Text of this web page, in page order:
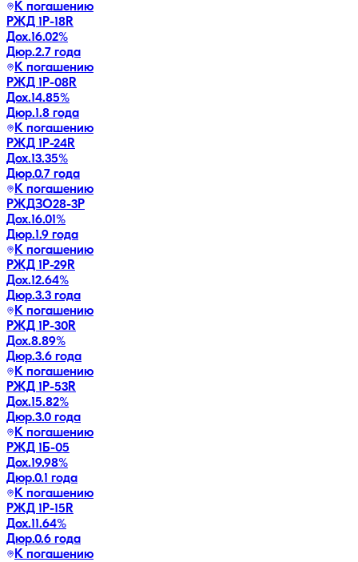
К погашению
РЖД 1Р-18R
Дох.16.02%
Дюр.2.7 года
К погашению
РЖД 1Р-08R
Дох.14.85%
Дюр.1.8 года
К погашению
РЖД 1Р-24R
Дох.13.35%
Дюр.0.7 года
К погашению
РЖДЗО28-3Р
Дох.16.01%
Дюр.1.9 года
К погашению
РЖД 1Р-29R
Дох.12.64%
Дюр.3.3 года
К погашению
РЖД 1Р-30R
Дох.8.89%
Дюр.3.6 года
К погашению
РЖД 1Р-53R
Дох.15.82%
Дюр.3.0 года
К погашению
РЖД 1Б-05
Дох.19.98%
Дюр.0.1 года
К погашению
РЖД 1Р-15R
Дох.11.64%
Дюр.0.6 года
К погашению